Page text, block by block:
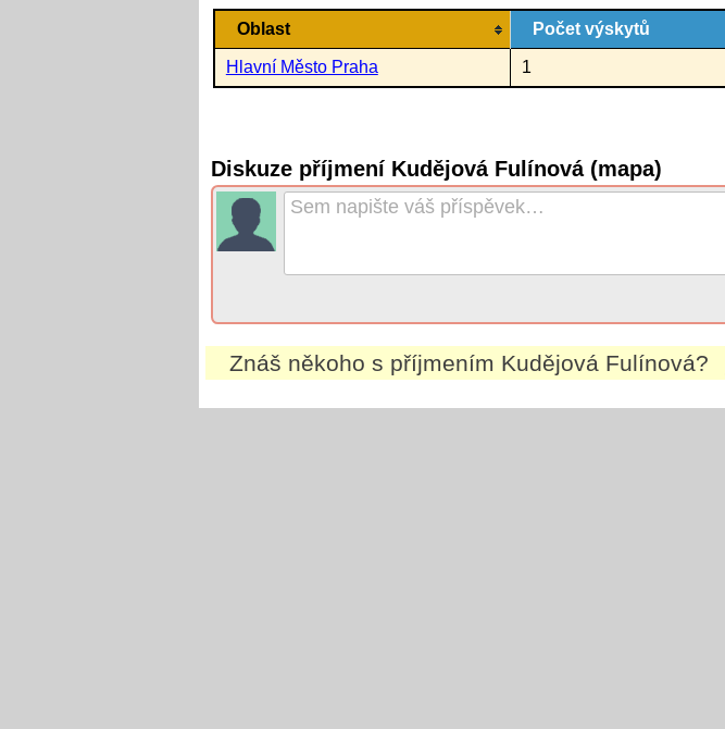
Oblast Počet výskytů
Hlavní Město Praha 1
Diskuze příjmení Kudějová Fulínová (mapa)
Znáš někoho s příjmením Kudějová Fulínová?